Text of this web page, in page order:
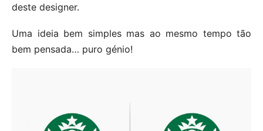
deste designer.
Uma ideia bem simples mas ao mesmo tempo tão
bem pensada… puro génio!